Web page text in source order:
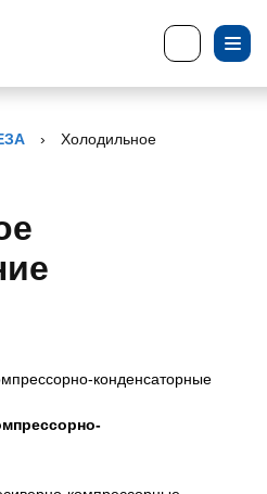
›
Холодильное